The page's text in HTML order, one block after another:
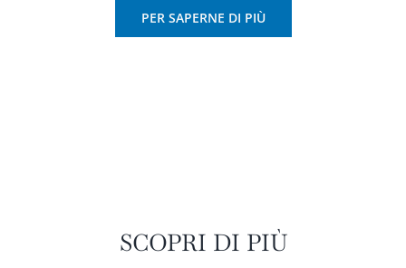
PER SAPERNE DI PIÙ
SCOPRI DI PIÙ